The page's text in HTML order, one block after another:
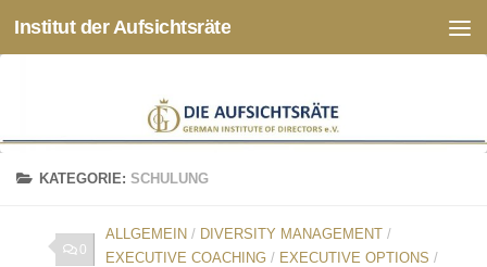
Zum Inhalt springen
Institut der Aufsichtsräte
KATEGORIE:SCHULUNG
0
ALLGEMEIN / DIVERSITY MANAGEMENT /
EXECUTIVE COACHING / EXECUTIVE OPTIONS /